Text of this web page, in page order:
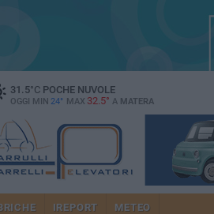
31.5°CPOCHE NUVOLE
OGGI MIN 24° MAX 32.5° A MATERA
IREPORT METEO